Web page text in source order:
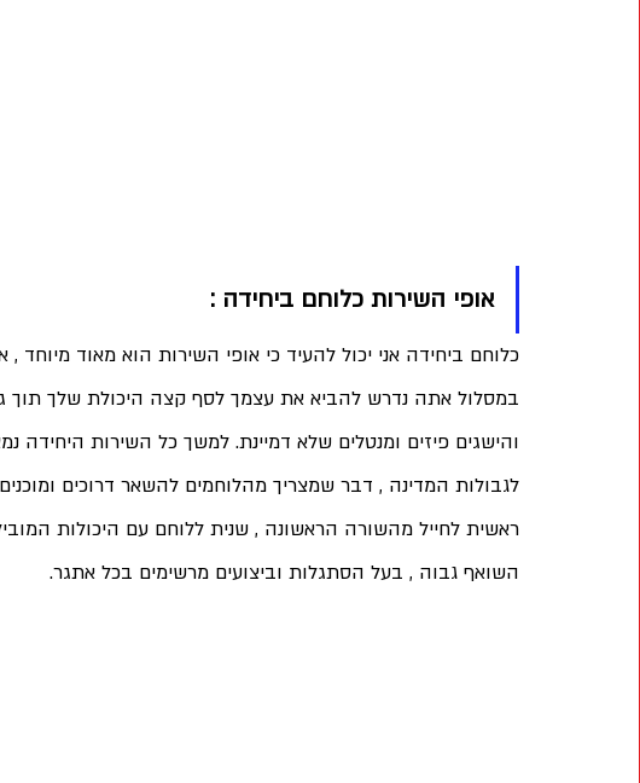
אופי השירות כלוחם ביחידה :
כלוחם ביחידה אני יכול להעיד כי אופי השירות הוא מאוד
במסלול אתה נדרש להביא את עצמך לסף קצה היכולת שלך תוך
והישגים פיזים ומנטלים שלא דמיינת. למשך כל השירות היחידה
לגבולות המדינה , דבר שמצריך מהלוחמים להשאר דרוכים
ראשית לחייל מהשורה הראשונה , שנית ללוחם עם היכולות
השואף גבוה , בעל הסתגלות וביצועים מרשימים בכל אתגר.